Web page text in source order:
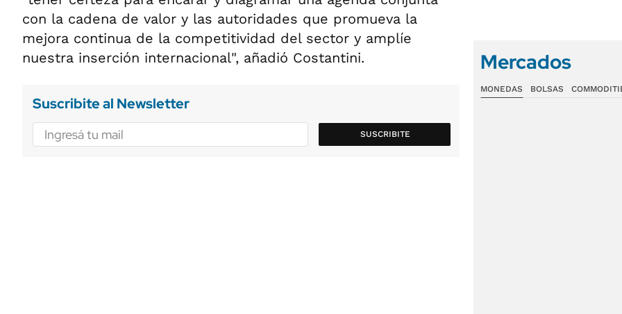
con la cadena de valor y las autoridades que promueva la
mejora continua de la competitividad del sector y amplíe
nuestra inserción internacional", añadió Costantini.
Suscribite al Newsletter
SUSCRIBITE
Mercados
MONEDAS BOLSAS